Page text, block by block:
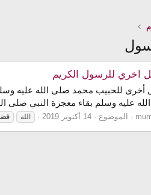
اخري للرسول الكريم
أخرى للحبيب محمد صلى الله عليه
عليه وسلم بقاء معجزة النبي صلى
الموضوع 14 أكتوبر 2019 الله